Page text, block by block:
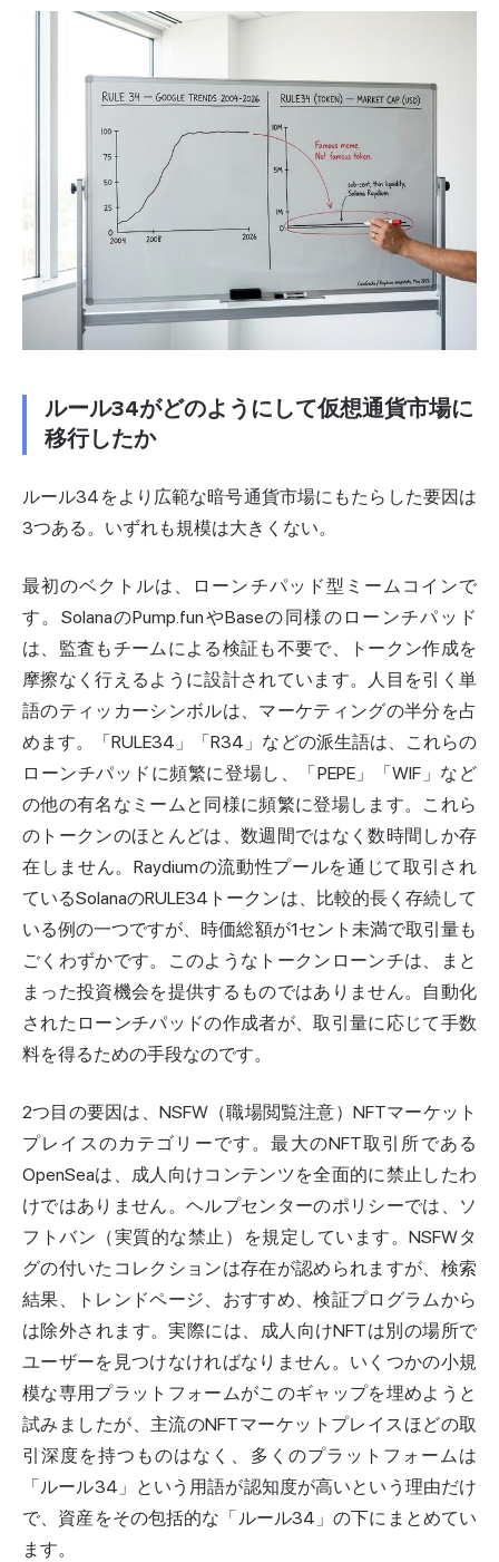
ルール34がどのようにして仮想通貨市場に
移行したか
ルール34をより広範な暗号通貨市場にもたらした要因は
3つある。いずれも規模は大きくない。
最初のベクトルは、ローンチパッド型ミームコインで
す。SolanaのPump.funやBaseの同様のローンチパッド
は、監査もチームによる検証も不要で、トークン作成を
摩擦なく行えるように設計されています。人目を引く単
語のティッカーシンボルは、マーケティングの半分を占
めます。「RULE34」「R34」などの派生語は、これらの
ローンチパッドに頻繁に登場し、「PEPE」「WIF」など
の他の有名なミームと同様に頻繁に登場します。これら
のトークンのほとんどは、数週間ではなく数時間しか存
在しません。Raydiumの流動性プールを通じて取引され
ているSolanaのRULE34トークンは、比較的長く存続して
いる例の一つですが、時価総額が1セント未満で取引量も
ごくわずかです。このようなトークンローンチは、まと
まった投資機会を提供するものではありません。自動化
されたローンチパッドの作成者が、取引量に応じて手数
料を得るための手段なのです。
2つ目の要因は、NSFW（職場閲覧注意）NFTマーケット
プレイスのカテゴリーです。最大のNFT取引所である
OpenSeaは、成人向けコンテンツを全面的に禁止したわ
けではありません。ヘルプセンターのポリシーでは、ソ
フトバン（実質的な禁止）を規定しています。NSFWタ
グの付いたコレクションは存在が認められますが、検索
結果、トレンドページ、おすすめ、検証プログラムから
は除外されます。実際には、成人向けNFTは別の場所で
ユーザーを見つけなければなりません。いくつかの小規
模な専用プラットフォームがこのギャップを埋めようと
試みましたが、主流のNFTマーケットプレイスほどの取
引深度を持つものはなく、多くのプラットフォームは
「ルール34」という用語が認知度が高いという理由だけ
で、資産をその包括的な「ルール34」の下にまとめてい
ます。